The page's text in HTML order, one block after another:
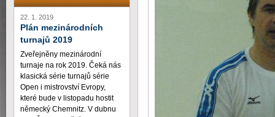
22. 1. 2019
Plán mezinárodních
turnajů 2019
Zveřejněny mezinárodní
turnaje na rok 2019. Čeká nás
klasická série turnajů série
Open i mistrovství Evropy,
které bude v listopadu hostit
německý Chemnitz. V dubnu